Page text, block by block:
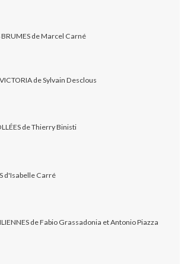
BRUMES de Marcel Carné
VICTORIA de Sylvain Desclous
de Thierry Binisti
d'Isabelle Carré
de Fabio Grassadonia et Antonio Piazza